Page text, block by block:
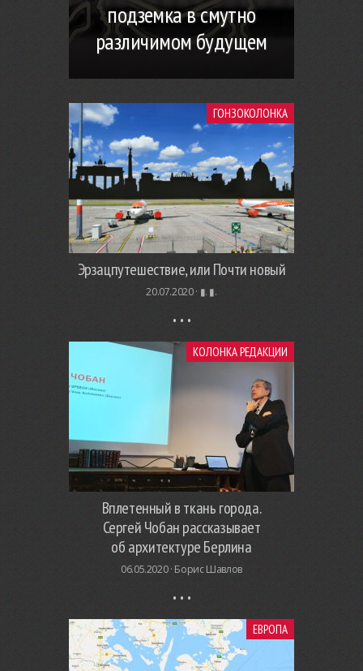
подземка в смутно
различимом будущем
ГОНЗОКОЛОНКА
Эрзацпутешествие, или Почти новый
20.07.2020 · ▮. ▮.
КОЛОНКА РЕДАКЦИИ
Вплетенный в ткань города.
Сергей Чобан рассказывает
об архитектуре Берлина
06.05.2020 · Борис Шавлов
ЕВРОПА